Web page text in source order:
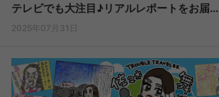
テレビでも大注目♪リアルレポートをお届...
2025年07月31日